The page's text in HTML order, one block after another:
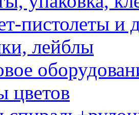
пистолеты и
лейблы
цветов